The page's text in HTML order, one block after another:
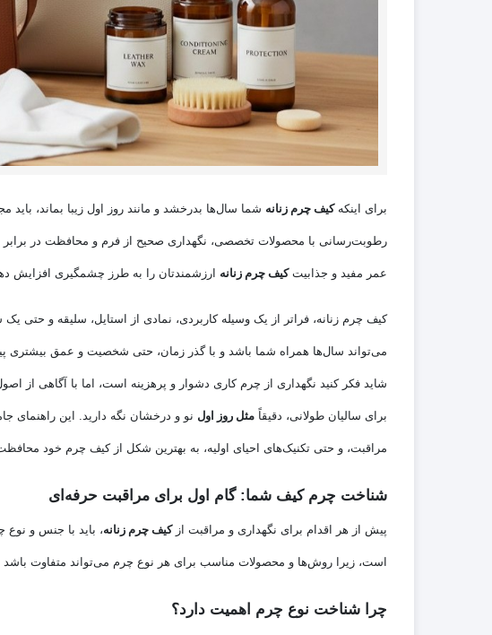
برای اینکهکیف چرم زنانه شما سال‌ها بدرخشد و مانند روز اول زیبا بماند،
رطوبت‌رسانی با محصولات تخصصی، نگهداری صحیح از فرم و محافظت در برابر
عمر مفید و جذابیتکیف چرم زنانه ارزشمندتان را به طرز چشمگیری افزایش
کیف چرم زنانه، فراتر از یک وسیله کاربردی، نمادی از استایل، سلیقه و
می‌تواند سال‌ها همراه شما باشد و با گذر زمان، حتی شخصیت و عمق بیشتری
شاید فکر کنید نگهداری از چرم کاری دشوار و پرهزینه است، اما با آگاهی از
برای سالیان طولانی، دقیقاً مثل روز اول نو و درخشان نگه دارید. این راهنمای
مراقبت، و حتی تکنیک‌های احیای اولیه، به بهترین شکل از کیف چرم خود محافظت
شناخت چرم کیف شما: گام اول برای مراقبت حرفه‌ای
پیش از هر اقدام برای نگهداری و مراقبت ازکیف چرم زنانه، باید با جنس و نوع
است، زیرا روش‌ها و محصولات مناسب برای هر نوع چرم می‌تواند متفاوت
چرا شناخت نوع چرم اهمیت دارد؟